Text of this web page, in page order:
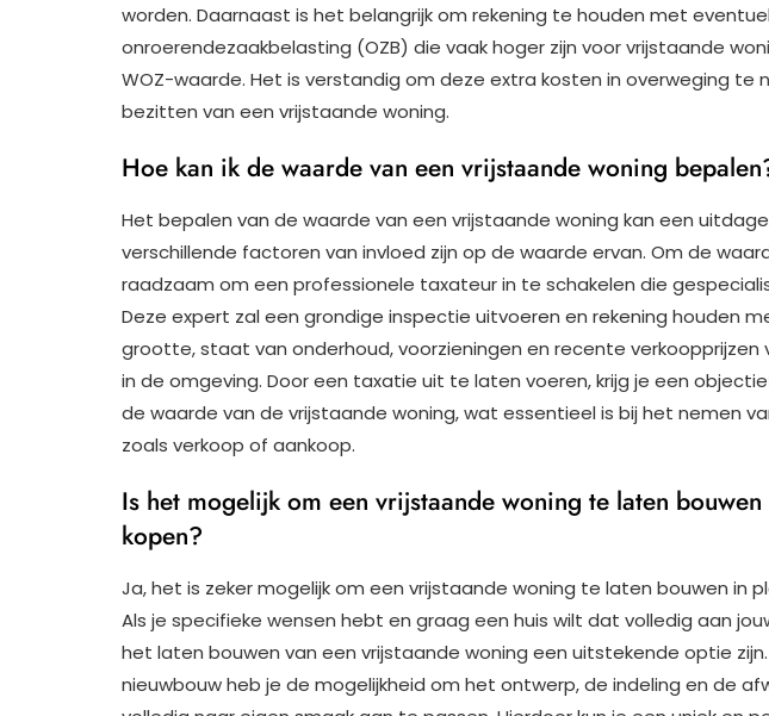
worden. Daarnaast is het belangrijk om rekening te houden met
onroerendezaakbelasting (OZB) die vaak hoger zijn voor vrijstaande
WOZ-waarde. Het is verstandig om deze extra kosten in overweging te
bezitten van een vrijstaande woning.
Hoe kan ik de waarde van een vrijstaande woning
Het bepalen van de waarde van een vrijstaande woning kan een
verschillende factoren van invloed zijn op de waarde ervan. Om de
raadzaam om een professionele taxateur in te schakelen die
Deze expert zal een grondige inspectie uitvoeren en rekening houden
grootte, staat van onderhoud, voorzieningen en recente verkoopprijzen
in de omgeving. Door een taxatie uit te laten voeren, krijg je een
de waarde van de vrijstaande woning, wat essentieel is bij het nemen
zoals verkoop of aankoop.
Is het mogelijk om een vrijstaande woning te laten
kopen?
Ja, het is zeker mogelijk om een vrijstaande woning te laten bouwen in
Als je specifieke wensen hebt en graag een huis wilt dat volledig aan
het laten bouwen van een vrijstaande woning een uitstekende optie
nieuwbouw heb je de mogelijkheid om het ontwerp, de indeling en de